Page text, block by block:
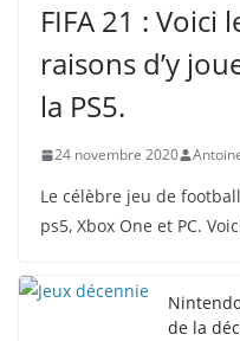
FIFA 21 : Voici
raisons d’y
la PS5.
24 novembre 2020
Le célèbre jeu de
ps5, Xbox One et PC.
de la